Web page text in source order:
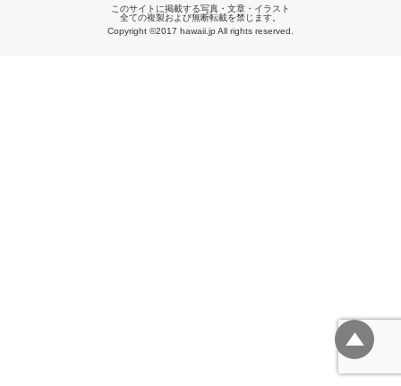
このサイトに掲載する写真・文章・イラスト
全ての複製および無断転載を禁じます。
Copyright ©2017 hawaii.jp All rights reserved.